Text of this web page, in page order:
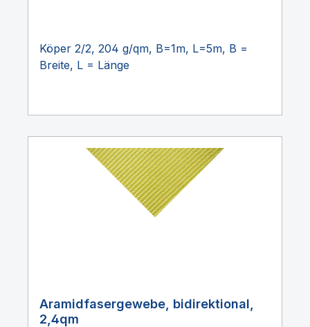
Köper 2/2, 204 g/qm, B=1m, L=5m, B =
Breite, L = Länge
Aramidfasergewebe, bidirektional,
2,4qm